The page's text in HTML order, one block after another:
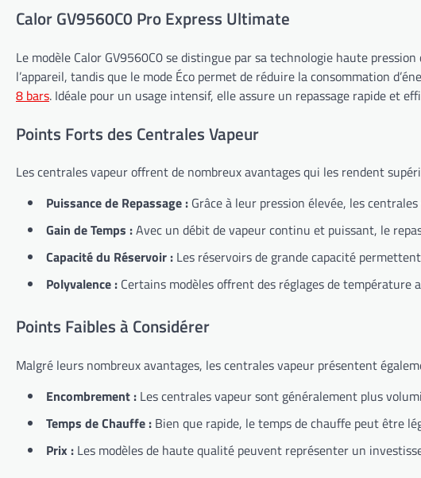
Calor GV9560C0 Pro Express Ultimate
Le modèle Calor GV9560C0 se distingue par sa technologie haute
l’appareil, tandis que le mode Éco permet de réduire la consommation
8 bars. Idéale pour un usage intensif, elle assure un repassage rapide et
Points Forts des Centrales Vapeur
Les centrales vapeur offrent de nombreux avantages qui les rendent
Puissance de Repassage : Grâce à leur pression élevée, les
Gain de Temps :Avec un débit de vapeur continu et puissant, le
Capacité du Réservoir : Les réservoirs de grande capacité
Polyvalence : Certains modèles offrent des réglages de
Points Faibles à Considérer
Malgré leurs nombreux avantages, les centrales vapeur présentent
Encombrement : Les centrales vapeur sont généralement plus
Temps de Chauffe : Bien que rapide, le temps de chauffe peut être
Prix : Les modèles de haute qualité peuvent représenter un